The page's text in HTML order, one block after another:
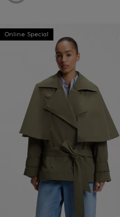
Online Special